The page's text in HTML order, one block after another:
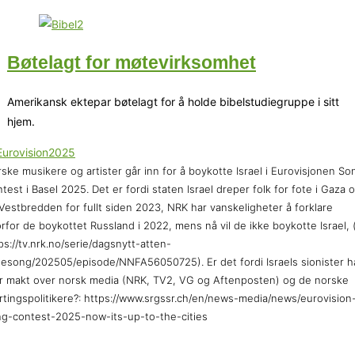
Bøtelagt for møtevirksomhet
Amerikansk ektepar bøtelagt for å holde bibelstudiegruppe i sitt
hjem.
musikere og artister går inn for å boykotte Israel i Eurovisjonen
i Basel 2025. Det er fordi staten Israel dreper folk for fote i Gaza
for fullt siden 2023, NRK har vanskeligheter å forklare
de boykottet Russland i 2022, mens nå vil de ikke boykotte Israel,
tv.nrk.no/serie/dagsnytt-atten-
202505/episode/NNFA56050725). Er det fordi Israels sionister
makt over norsk media (NRK, TV2, VG og Aftenposten) og de norske
https://www.srgssr.ch/en/news-media/news/
contest-2025-now-its-up-to-the-cities